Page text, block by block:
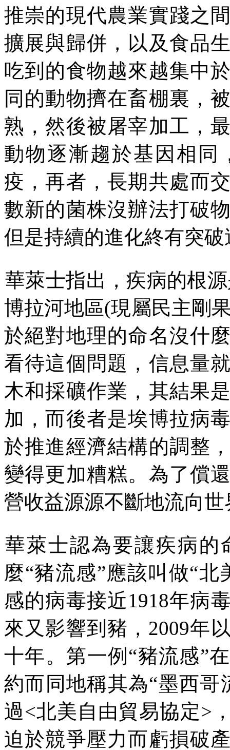
推崇的現代農業實踐之
擴展與歸併，以及食品
吃到的食物越來越集中
同的動物擠在畜棚裏，
熟，然後被屠宰加工，
動物逐漸趨於基因相同
疫，再者，長期共處而
數新的菌株沒辦法打破
但是持續的進化終有突
華萊士指出，疾病的根
博拉河地區(現屬民主剛
於絕對地理的命名沒什
看待這個問題，信息量
木和採礦作業，其結果
加，而後者是埃博拉病
於推進經濟結構的調整
變得更加糟糕。為了償
營收益源源不斷地流向
華萊士認為要讓疾病的
麼“豬流感”應該叫做“
感的病毒接近1918年病
來又影響到豬， 2009年
十年。第一例“豬流感”
約而同地稱其為“墨西哥
過<北美自由貿易協定>
迫於競爭壓力而虧損破